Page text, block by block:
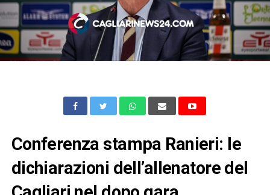
Conferenza stampa Ranieri: le
dichiarazioni dell’allenatore del